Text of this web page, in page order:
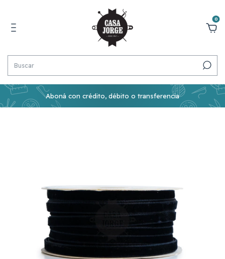
0
Aboná con crédito, débito o transferencia